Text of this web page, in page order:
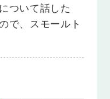
ついて話した
で、スモールト